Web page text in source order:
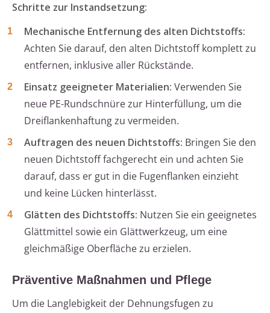
Schritte zur Instandsetzung:
Mechanische Entfernung des alten Dichtstoffs:
Achten Sie darauf, den alten Dichtstoff komplett zu
entfernen, inklusive aller Rückstände.
Einsatz geeigneter Materialien: Verwenden Sie
neue PE-Rundschnüre zur Hinterfüllung, um die
Dreiflankenhaftung zu vermeiden.
Auftragen des neuen Dichtstoffs: Bringen Sie den
neuen Dichtstoff fachgerecht ein und achten Sie
darauf, dass er gut in die Fugenflanken einzieht
und keine Lücken hinterlässt.
Glätten des Dichtstoffs: Nutzen Sie ein geeignetes
Glättmittel sowie ein Glättwerkzeug, um eine
gleichmäßige Oberfläche zu erzielen.
Präventive Maßnahmen und Pflege
Um die Langlebigkeit der Dehnungsfugen zu